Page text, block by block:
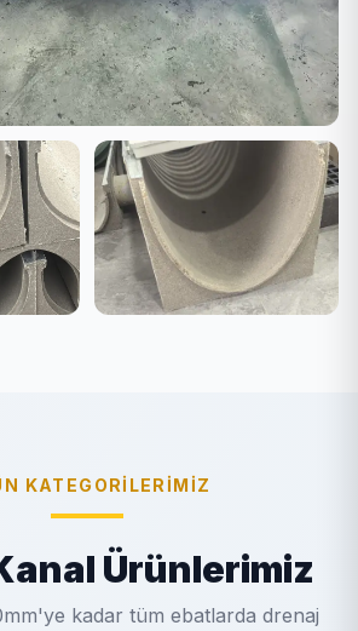
KATEGORILERIMIZ
Ürünlerimiz
kadar tüm ebatlarda drenaj